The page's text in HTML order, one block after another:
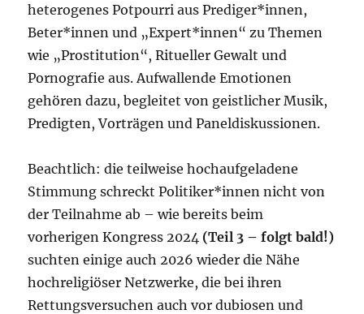
heterogenes Potpourri aus Prediger*innen,
Beter*innen und „Expert*innen“ zu Themen
wie „Prostitution“, Ritueller Gewalt und
Pornografie aus. Aufwallende Emotionen
gehören dazu, begleitet von geistlicher Musik,
Predigten, Vorträgen und Paneldiskussionen.
Beachtlich: die teilweise hochaufgeladene
Stimmung schreckt Politiker*innen nicht von
der Teilnahme ab – wie bereits beim
vorherigen Kongress 2024 (Teil 3 – folgt bald!)
suchten einige auch 2026 wieder die Nähe
hochreligiöser Netzwerke, die bei ihren
Rettungsversuchen auch vor dubiosen und